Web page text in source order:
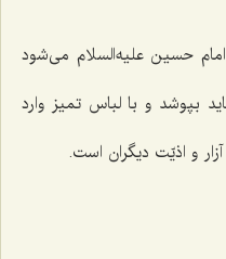
حسین علیه‌السلام می‌شود
بپوشد و با لباس تمیز وارد
و اذیّت دیگران است.